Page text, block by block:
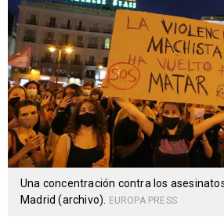
Una concentración contra los
Madrid (archivo).
EUROPA PRESS